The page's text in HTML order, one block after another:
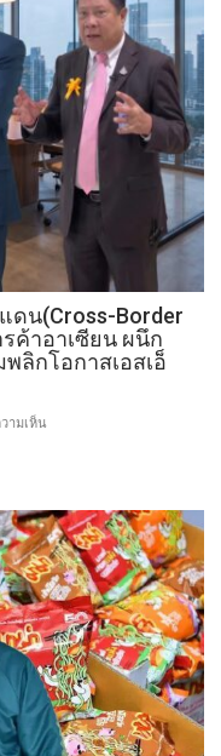
ดน(Cross-Border
ค้าอาเซียน ผนึก
ลิกโอกาสเอสเอ็
ามเห็น
การ
ค้า
ข้าม
พรมแดน(Cross-
Border
e-
Commerce)
สมาคม
ส่ง